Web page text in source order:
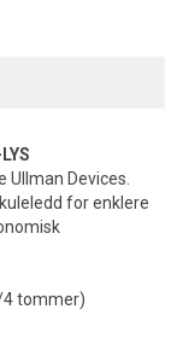
Devices.
for enklere
4 tommer)